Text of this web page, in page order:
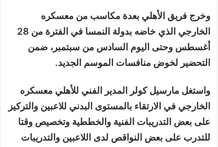
وخرج فريق الأهلي بعدة مكاسب من معسكره
الخارجي الذي خاضه بدولة النمسا في الفترة من 28
أغسطس وحتى اليوم السادس من سبتمبر، ضمن
التحضير لخوض منافسات الموسم الجديد.
واستغل مارسيل كولر المدير الفني للأهلي معسكره
الخارجي في الارتقاء بالمستوى البدني للاعبين والتركيز
على بعض التدريبات الفنية والخططية وتخصيص وقتا
للتدرب على بعض النواقص لدى اللاعبين والتدريبات